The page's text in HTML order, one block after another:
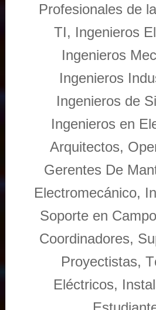
Profesionales de
TI, Ingenieros
Ingenieros
Ingenieros
Ingenieros de
Ingenieros en
Arquitectos,
Gerentes De
Electromecánico,
Soporte en
Coordinadores,
Proyectistas,
Eléctricos,